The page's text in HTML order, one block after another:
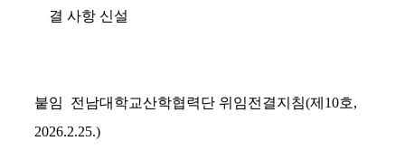
결 사항 신설
붙임 전남대학교산학협력단 위임전결지침(제10호,
2026.2.25.)